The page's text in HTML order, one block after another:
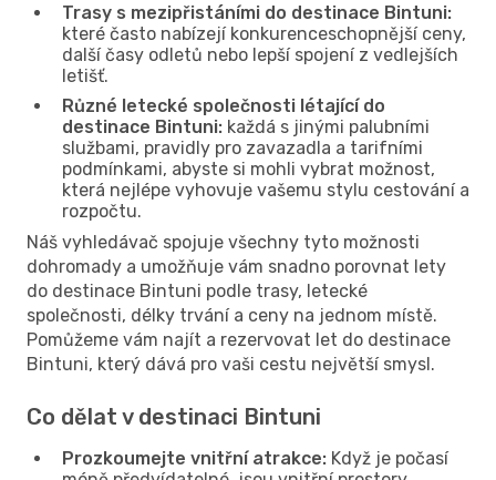
Trasy s mezipřistáními do destinace Bintuni:
které často nabízejí konkurenceschopnější ceny,
další časy odletů nebo lepší spojení z vedlejších
letišť.
Různé letecké společnosti létající do
destinace Bintuni: každá s jinými palubními
službami, pravidly pro zavazadla a tarifními
podmínkami, abyste si mohli vybrat možnost,
která nejlépe vyhovuje vašemu stylu cestování a
rozpočtu.
Náš vyhledávač spojuje všechny tyto možnosti
dohromady a umožňuje vám snadno porovnat lety
do destinace Bintuni podle trasy, letecké
společnosti, délky trvání a ceny na jednom místě.
Pomůžeme vám najít a rezervovat let do destinace
Bintuni, který dává pro vaši cestu největší smysl.
Co dělat v destinaci Bintuni
Prozkoumejte vnitřní atrakce: Když je počasí